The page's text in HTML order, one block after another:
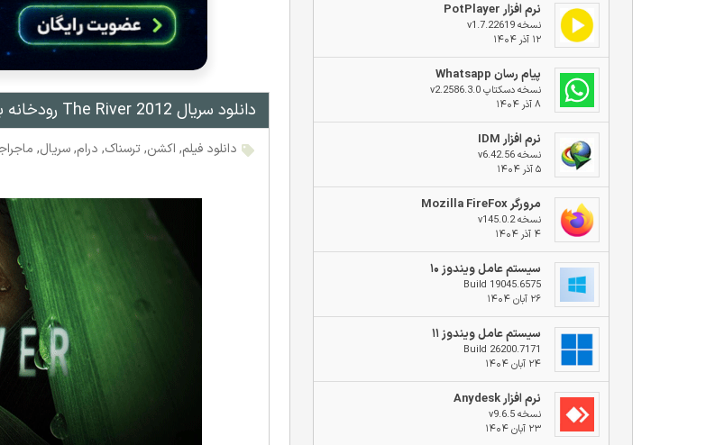
نرم افزار PotPlayer
نسخه v1.7.22619
۱۲ آذر ۱۴۰۴
پیام رسان Whatsapp
نسخه دسکتاپ v2.2586.3.0
۸ آذر ۱۴۰۴
نرم افزار IDM
نسخه v6.42.56
۵ آذر ۱۴۰۴
مرورگر Mozilla FireFox
نسخه v145.0.2
۴ آذر ۱۴۰۴
سیستم عامل ویندوز ۱۰
Build 19045.6575
۲۶ آبان ۱۴۰۴
سیستم عامل ویندوز ۱۱
Build 26200.7171
۲۴ آبان ۱۴۰۴
نرم افزار Anydesk
نسخه v9.6.5
۲۳ آبان ۱۴۰۴
دانلود سریال The River 2012 رودخانه با زیرنویس چسبیده فارسی
دانلود فیلم, اکشن,ترسناک, درام,سریال,